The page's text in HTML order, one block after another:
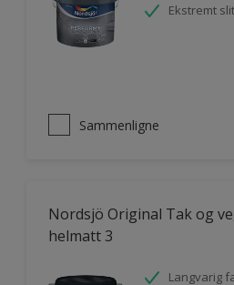
Ekstremt
Sammenligne
Nordsjö Original Tak og
helmatt 3
Langvarig